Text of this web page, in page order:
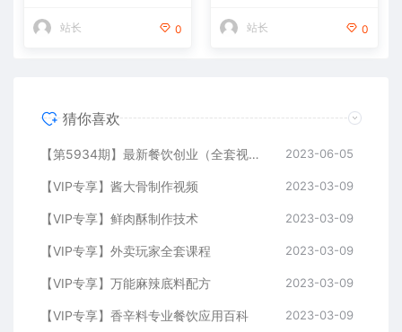
站长 0 站长 0
猜你喜欢
【第5934期】最新餐饮创业（全套视频教程资料）176种配方美食，2023餐饮商用配方 2023-06-05
【VIP专享】酱大骨制作视频 2023-03-09
【VIP专享】鲜肉酥制作技术 2023-03-09
【VIP专享】外卖玩家全套课程 2023-03-09
【VIP专享】万能麻辣底料配方 2023-03-09
【VIP专享】香辛料专业餐饮应用百科 2023-03-09